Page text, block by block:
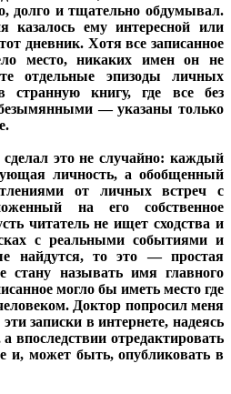
долго и тщательно обдумывал.
казалось ему интересной или
дневник. Хотя все записанное
место, никаких имен он не
отдельные эпизоды личных
странную книгу, где все без
— указаны только
это не случайно: каждый
личность, а обобщенный
от личных встреч с
на его собственное
читатель не ищет сходства и
с реальными событиями и
найдутся, то это — простая
стану называть имя главного
могло бы иметь место где
Доктор попросил меня
записки в интернете, надеясь
впоследствии отредактировать
и, может быть, опубликовать в